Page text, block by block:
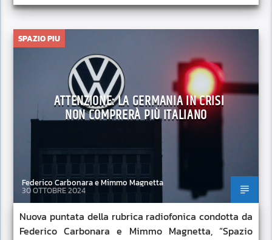
SPAZIO PIU
ATTENZIONE: LA GERMANIA IN CRISI
NON COMPRERÀ PIÙ ITALIANO
Federico Carbonara e Mimmo Magnetta
30 OTTOBRE 2024
Nuova puntata della rubrica radiofonica condotta da
Federico Carbonara e Mimmo Magnetta, “Spazio